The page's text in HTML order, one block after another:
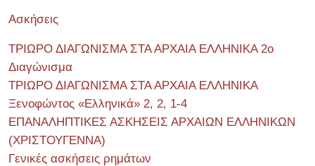
Ασκήσεις
ΤΡΙΩΡΟ ΔΙΑΓΩΝΙΣΜΑ ΣΤΑ ΑΡΧΑΙΑ ΕΛΛΗΝΙΚΑ 2o
Διαγώνισμα
ΤΡΙΩΡΟ ΔΙΑΓΩΝΙΣΜΑ ΣΤΑ ΑΡΧΑΙΑ ΕΛΛΗΝΙΚΑ
Ξενοφώντος «Ελληνικά» 2, 2, 1-4
ΕΠΑΝΑΛΗΠΤΙΚΕΣ ΑΣΚΗΣΕΙΣ ΑΡΧΑΙΩΝ ΕΛΛΗΝΙΚΩΝ
(ΧΡΙΣΤΟΥΓΕΝΝΑ)
Γενικές ασκήσεις ρημάτων